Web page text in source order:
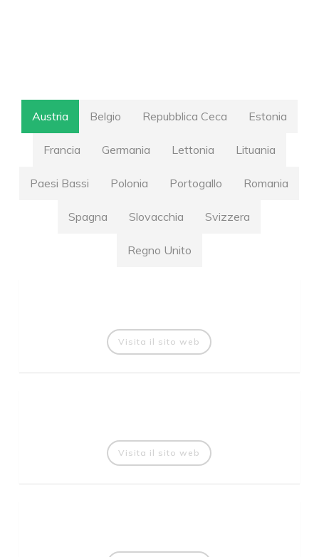
Austria Belgio Repubblica Ceca Estonia
Francia Germania Lettonia Lituania
Paesi Bassi Polonia Portogallo Romania
Spagna Slovacchia Svizzera
Regno Unito
Visita il sito web
Visita il sito web